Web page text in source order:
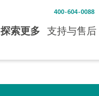
400-604-0088
探索更多 支持与售后